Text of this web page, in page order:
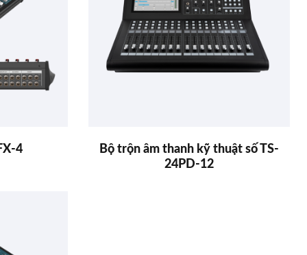
4
Bộ trộn âm thanh kỹ thuật số TS-
24PD-12